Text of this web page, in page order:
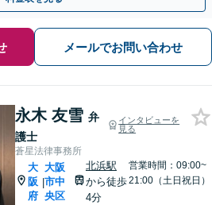
メールでお問い合わせ
永木 友雪 弁
護士
インタビューを
見る
蒼星法律事務所
大
阪
府
|
大阪
市中
央区
北浜駅
から徒歩
4分
営業時間：09:00~
21:00（土日祝日）